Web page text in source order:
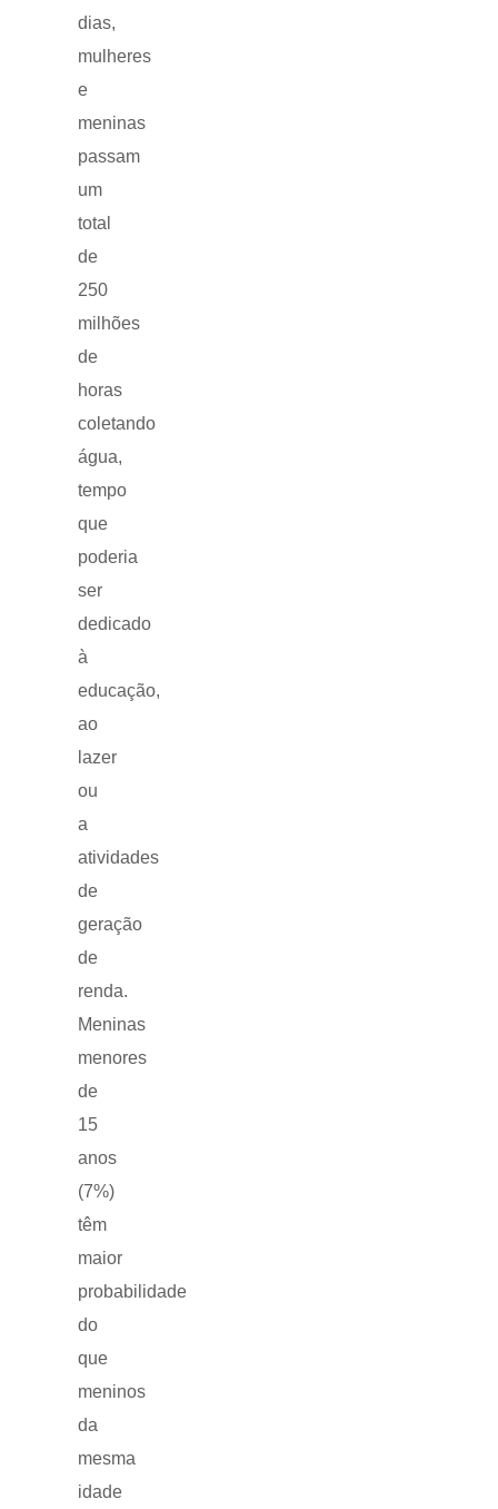
dias,
mulheres
e
meninas
passam
um
total
de
250
milhões
de
horas
coletando
água,
tempo
que
poderia
ser
dedicado
à
educação,
ao
lazer
ou
a
atividades
de
geração
de
renda.
Meninas
menores
de
15
anos
(7%)
têm
maior
probabilidade
do
que
meninos
da
mesma
idade